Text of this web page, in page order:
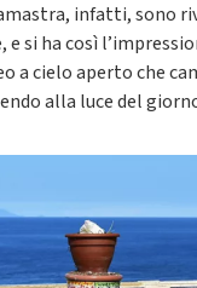
infatti, sono
si ha così
a cielo aperto che
alla luce del